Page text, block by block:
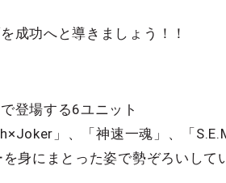
成功へと導きましょう！！
登場する6ユニット
」、「神速一魂」、「
身にまとった姿で勢ぞろいして